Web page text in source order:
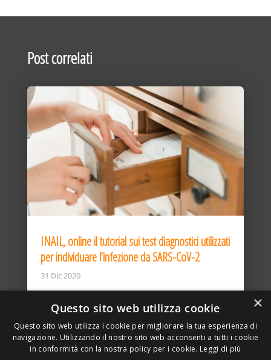
Post correlati
INAIL, online il tutorial sui test diagnostici utilizzati
per individuare l’infezione da SARS-CoV-2
31 Dic 2020
×
Questo sito web utilizza cookie
Questo sito web utilizza i cookie per migliorare la tua esperienza di
navigazione. Utilizzando il nostro sito web acconsenti a tutti i cookie
in conformità con la nostra policy per i cookie. Leggi di più